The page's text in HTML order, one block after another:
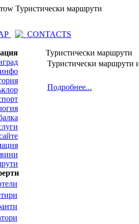
Туристически маршрути
Туристически маршрути
Туристически маршрути
Подробнее...